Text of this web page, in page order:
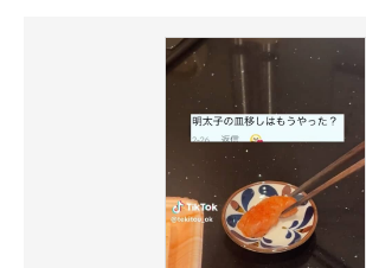
ITの今と未来を見通す
スマホと通信の最新トレンド
進化するPCとデバイスの未来
好きが集まる 比べて選べる
ビジネスと働き方のヒント